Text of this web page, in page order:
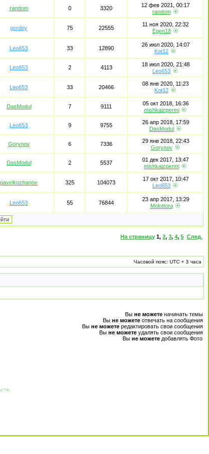
random 0 3320
12 фев 2021, 00:17
random
gordey 75 22555
11 ноя 2020, 22:32
Egen18
Leo653 33 12890
26 июл 2020, 14:07
Kot12
Leo653 2 4113
18 июл 2020, 21:48
Leo653
Leo653 33 20466
08 янв 2020, 11:23
Kot12
DasModul 7 9111
05 окт 2018, 16:36
mishkaizpermi
Leo653 9 9755
26 апр 2018, 17:59
DasModul
Gorynov 6 7336
29 янв 2018, 22:43
Gorynov
DasModul 2 5537
01 дек 2017, 13:47
mishkaizpermi
pavelkozhanov 325 104073
17 окт 2017, 10:47
Leo653
Leo653 55 76844
23 апр 2017, 13:29
Molottora
На страницу 1, 2, 3, 4, 5 След.
Часовой пояс: UTC + 3 часа
Вы не можете начинать темы
Вы не можете отвечать на сообщения
Вы не можете редактировать свои сообщения
Вы не можете удалять свои сообщения
Вы не можете добавлять Фото